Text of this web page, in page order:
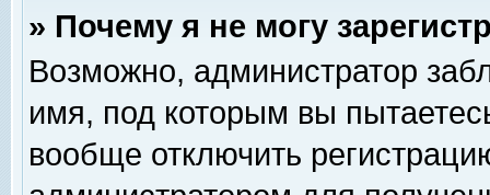
» Почему я не могу
Возможно, администратор
имя, под которым вы
вообще отключить